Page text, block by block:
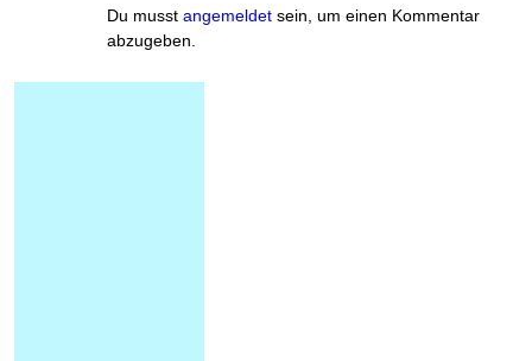
Du musstangemeldet sein, um einen Kommentar
abzugeben.